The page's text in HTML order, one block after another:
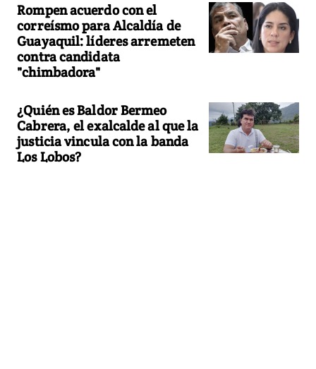
Rompen acuerdo con el
correísmo para Alcaldía de
Guayaquil: líderes arremeten
contra candidata
"chimbadora"
¿Quién es Baldor Bermeo
Cabrera, el exalcalde al que la
justicia vincula con la banda
Los Lobos?